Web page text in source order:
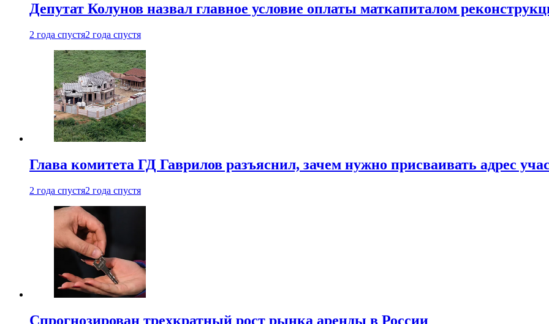
Депутат Колунов назвал главное условие оплаты маткапиталом
2 года спустя2 года спустя
Глава комитета ГД Гаврилов разъяснил, зачем нужно присваивать адрес
2 года спустя2 года спустя
Спрогнозирован трехкратный рост рынка аренды в России